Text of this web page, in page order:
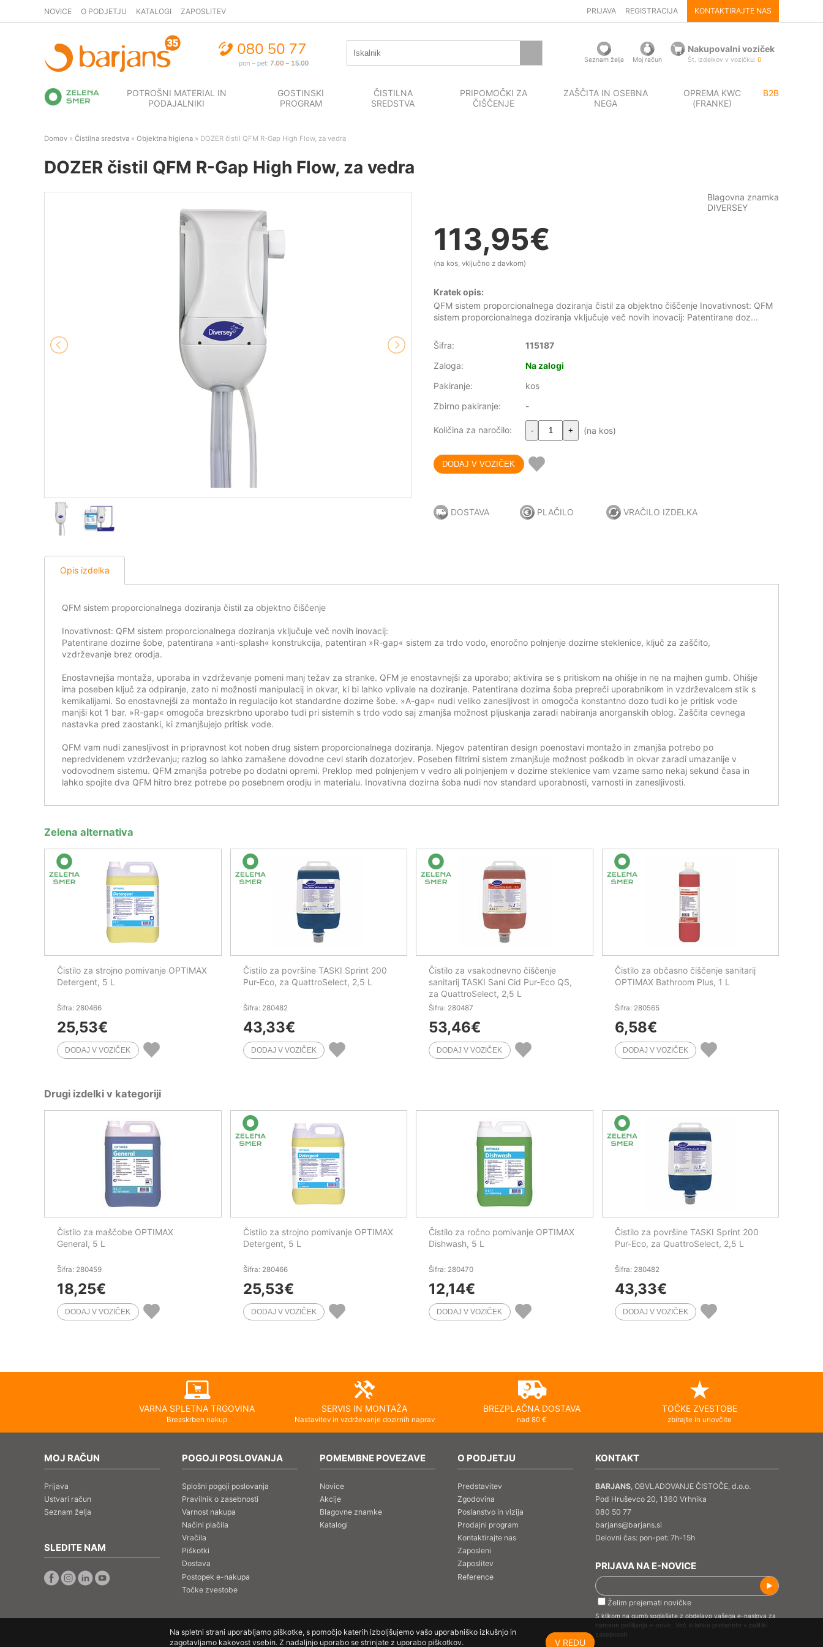
NOVICE O PODJETJU KATALOGI ZAPOSLITEV PRIJAVA REGISTRACIJA KONTAKTIRAJTE NAS
Seznam želja Moj račun
Nakupovalni voziček
Št. izdelkov v vozičku: 0
POTROŠNI MATERIAL IN
PODAJALNIKI
GOSTINSKI
PROGRAM
ČISTILNA
SREDSTVA
PRIPOMOČKI ZA
ČIŠČENJE
ZAŠČITA IN OSEBNA
NEGA
OPREMA KWC
(FRANKE)
B2B
Domov » Čistilna sredstva » Objektna higiena » DOZER čistil QFM R-Gap High Flow, za vedra
DOZER čistil QFM R-Gap High Flow, za vedra
Blagovna znamka
DIVERSEY
113,95€
(na kos, vključno z davkom)
Kratek opis:
QFM sistem proporcionalnega doziranja čistil za objektno čiščenje Inovativnost: QFM
sistem proporcionalnega doziranja vključuje več novih inovacij: Patentirane doz...
Šifra:
115187
Zaloga:
Na zalogi
Pakiranje:
kos
Zbirno pakiranje:
-
Količina za naročilo: - + (na kos)
DOSTAVA PLAČILO VRAČILO IZDELKA
Opis izdelka
QFM sistem proporcionalnega doziranja čistil za objektno čiščenje
Inovativnost: QFM sistem proporcionalnega doziranja vključuje več novih inovacij:
Patentirane dozirne šobe, patentirana »anti-splash« konstrukcija, patentiran »R-gap« sistem za trdo vodo, enoročno polnjenje dozirne steklenice, ključ za zaščito,
vzdrževanje brez orodja.
Enostavnejša montaža, uporaba in vzdrževanje pomeni manj težav za stranke. QFM je enostavnejši za uporabo; aktivira se s pritiskom na ohišje in ne na majhen gumb. Ohišje
ima poseben ključ za odpiranje, zato ni možnosti manipulacij in okvar, ki bi lahko vplivale na doziranje. Patentirana dozirna šoba prepreči uporabnikom in vzdrževalcem stik s
kemikalijami. So enostavnejši za montažo in regulacijo kot standardne dozirne šobe. »A-gap« nudi veliko zanesljivost in omogoča konstantno dozo tudi ko je pritisk vode
manjši kot 1 bar. »R-gap« omogoča brezskrbno uporabo tudi pri sistemih s trdo vodo saj zmanjša možnost pljuskanja zaradi nabiranja anorganskih oblog. Zaščita cevnega
nastavka pred zaostanki, ki zmanjšujejo pritisk vode.
QFM vam nudi zanesljivost in pripravnost kot noben drug sistem proporcionalnega doziranja. Njegov patentiran design poenostavi montažo in zmanjša potrebo po
nepredvidenem vzdrževanju; razlog so lahko zamašene dovodne cevi starih dozatorjev. Poseben filtrirni sistem zmanjšuje možnost poškodb in okvar zaradi umazanije v
vodovodnem sistemu. QFM zmanjša potrebe po dodatni opremi. Preklop med polnjenjem v vedro ali polnjenjem v dozirne steklenice vam vzame samo nekaj sekund časa in
lahko spojite dva QFM hitro brez potrebe po posebnem orodju in materialu. Inovativna dozirna šoba nudi nov standard uporabnosti, varnosti in zanesljivosti.
Zelena alternativa
Čistilo za strojno pomivanje OPTIMAX
Detergent, 5 L
Šifra: 280466
25,53€
Čistilo za površine TASKI Sprint 200
Pur-Eco, za QuattroSelect, 2,5 L
Šifra: 280482
43,33€
Čistilo za vsakodnevno čiščenje
sanitarij TASKI Sani Cid Pur-Eco QS,
za QuattroSelect, 2,5 L
Šifra: 280487
53,46€
Čistilo za občasno čiščenje sanitarij
OPTIMAX Bathroom Plus, 1 L
Šifra: 280565
6,58€
Drugi izdelki v kategoriji
Čistilo za maščobe OPTIMAX
General, 5 L
Šifra: 280459
18,25€
Čistilo za strojno pomivanje OPTIMAX
Detergent, 5 L
Šifra: 280466
25,53€
Čistilo za ročno pomivanje OPTIMAX
Dishwash, 5 L
Šifra: 280470
12,14€
Čistilo za površine TASKI Sprint 200
Pur-Eco, za QuattroSelect, 2,5 L
Šifra: 280482
43,33€
VARNA SPLETNA TRGOVINA
Brezskrben nakup
SERVIS IN MONTAŽA
Nastavitev in vzdrževanje dozirnih naprav
BREZPLAČNA DOSTAVA
nad 80 €
TOČKE ZVESTOBE
zbirajte in unovčite
MOJ RAČUN
Prijava
Ustvari račun
Seznam želja
SLEDITE NAM
POGOJI POSLOVANJA
Splošni pogoji poslovanja
Pravilnik o zasebnosti
Varnost nakupa
Načini plačila
Vračila
Piškotki
Dostava
Postopek e-nakupa
Točke zvestobe
POMEMBNE POVEZAVE
Novice
Akcije
Blagovne znamke
Katalogi
O PODJETJU
Predstavitev
Zgodovina
Poslanstvo in vizija
Prodajni program
Kontaktirajte nas
Zaposleni
Zaposlitev
Reference
KONTAKT
BARJANS , OBVLADOVANJE ČISTOČE, d.o.o.
Pod Hruševco 20, 1360 Vrhnika
080 50 77
barjans@barjans.si
Delovni čas: pon-pet: 7h-15h
PRIJAVA NA E-NOVICE
Želim prejemati novičke
S klikom na gumb soglašate z obdelavo vašega e-naslova za
namene pošiljanja e-novic. Več si lahko preberete v politiki
zasebnosti
Na spletni strani uporabljamo piškotke, s pomočjo katerih izboljšujemo vašo uporabniško izkušnjo in
zagotavljamo kakovost vsebin. Z nadaljnjo uporabo se strinjate z uporabo piškotkov.
V REDU